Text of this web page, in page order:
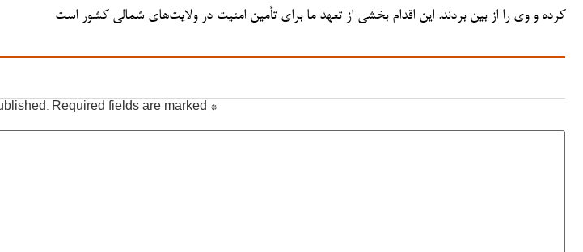
کرده و وی را از بین بردند. این اقدام بخشی از تعهد ما برای تأمین امنیت در ولایت‌های شمالی کشور است
Required fields are marked *